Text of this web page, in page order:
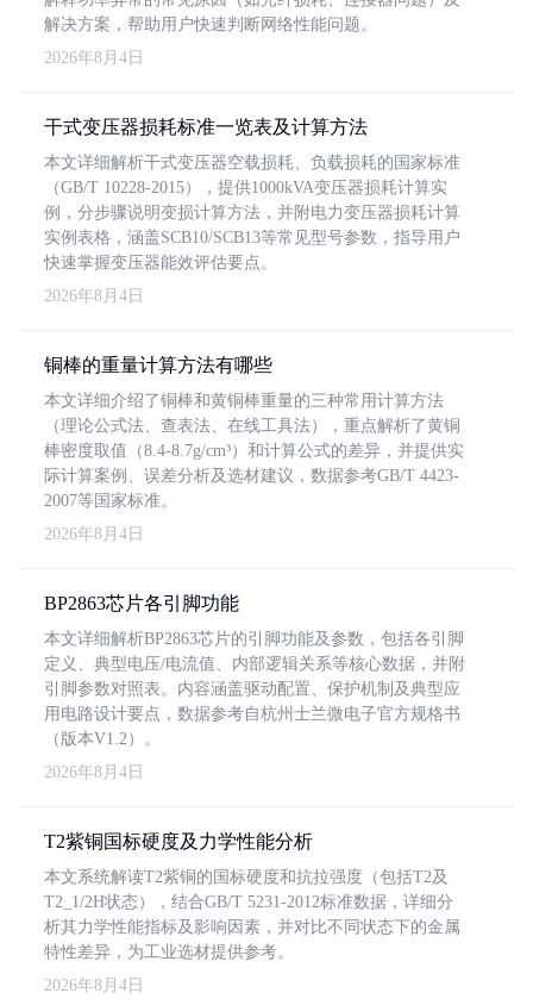
解决方案，帮助用户快速判断网络性能问题。
2026年8月4日
干式变压器损耗标准一览表及计算方法
本文详细解析干式变压器空载损耗、负载损耗的国家标准
（GB/T 10228-2015），提供1000kVA变压器损耗计算实
例，分步骤说明变损计算方法，并附电力变压器损耗计算
实例表格，涵盖SCB10/SCB13等常见型号参数，指导用户
快速掌握变压器能效评估要点。
2026年8月4日
铜棒的重量计算方法有哪些
本文详细介绍了铜棒和黄铜棒重量的三种常用计算方法
（理论公式法、查表法、在线工具法），重点解析了黄铜
棒密度取值（8.4-8.7g/cm³）和计算公式的差异，并提供实
际计算案例、误差分析及选材建议，数据参考GB/T 4423-
2007等国家标准。
2026年8月4日
BP2863芯片各引脚功能
本文详细解析BP2863芯片的引脚功能及参数，包括各引脚
定义、典型电压/电流值、内部逻辑关系等核心数据，并附
引脚参数对照表。内容涵盖驱动配置、保护机制及典型应
用电路设计要点，数据参考自杭州士兰微电子官方规格书
（版本V1.2）。
2026年8月4日
T2紫铜国标硬度及力学性能分析
本文系统解读T2紫铜的国标硬度和抗拉强度（包括T2及
T2_1/2H状态），结合GB/T 5231-2012标准数据，详细分
析其力学性能指标及影响因素，并对比不同状态下的金属
特性差异，为工业选材提供参考。
2026年8月4日